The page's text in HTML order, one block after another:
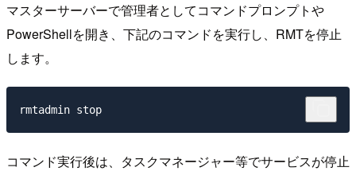
マスターサーバーで管理者としてコマンドプロンプトや
PowerShellを開き、下記のコマンドを実行し、RMTを停止
します。
コマンド実行後は、タスクマネージャー等でサービスが停止